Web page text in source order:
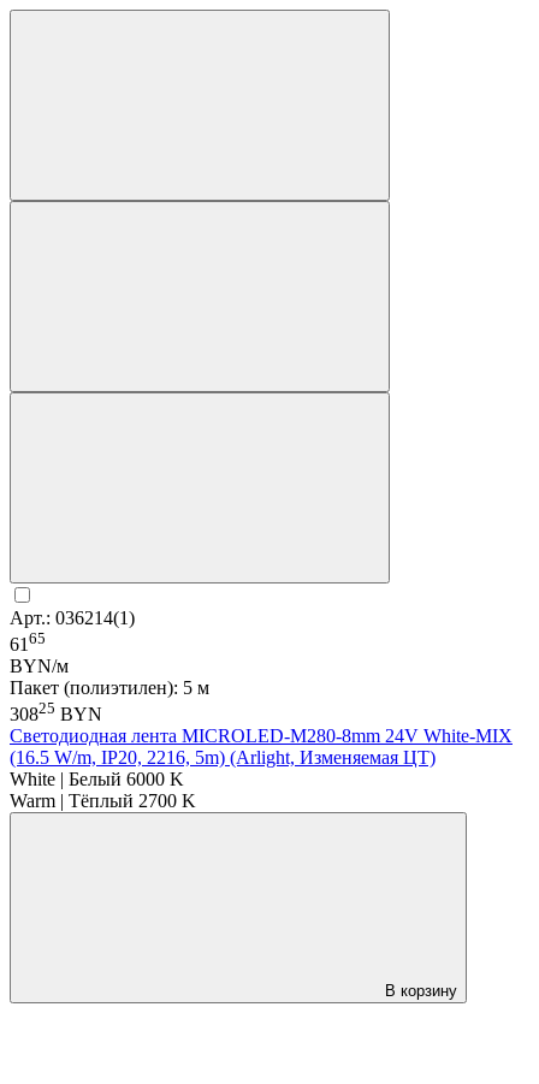
Арт.: 036214(1)
61 65
BYN/м
Пакет (полиэтилен): 5 м
30825 BYN
Светодиодная лента MICROLED-M280-8mm 24V White-MIX
(16.5 W/m, IP20, 2216, 5m) (Arlight, Изменяемая ЦТ)
White | Белый 6000 K
Warm | Тёплый 2700 K
В корзину